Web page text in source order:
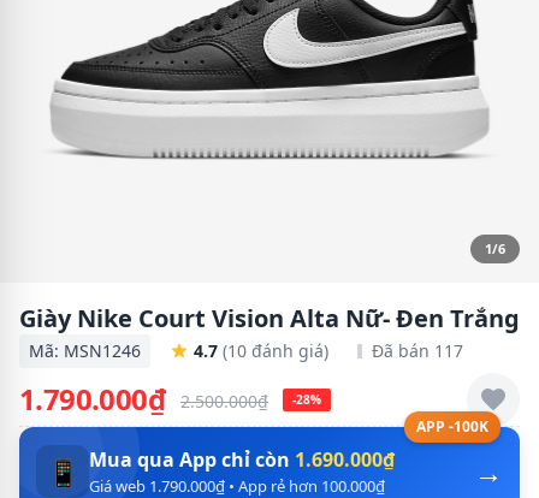
1/6
Giày Nike Court Vision Alta Nữ- Đen Trắng
Mã: MSN1246 4.7 (10 đánh giá) Đã bán 117
1.790.000₫ 2.500.000₫ -28%
APP -100K
→
📱 Mua qua App chỉ còn 1.690.000₫
Giá web 1.790.000₫ • App rẻ hơn 100.000₫